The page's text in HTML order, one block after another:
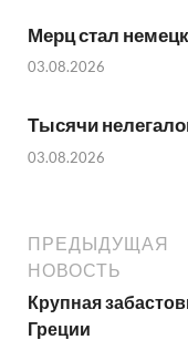
Мерц стал
03.08.2026
Тысячи
03.08.2026
ПРЕДЫДУЩАЯ
НОВОСТЬ
Крупная
Греции